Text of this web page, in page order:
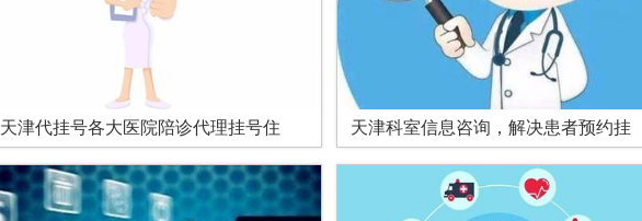
天津代挂号各大医院陪诊代理挂号住 天津科室信息咨询，解决患者预约挂